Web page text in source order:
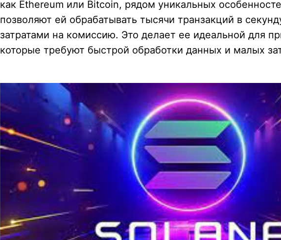
как Ethereum или Bitcoin, рядом уникальных
позволяют ей обрабатывать тысячи транзакций в
затратами на комиссию. Это делает ее идеальной для
которые требуют быстрой обработки данных и малых